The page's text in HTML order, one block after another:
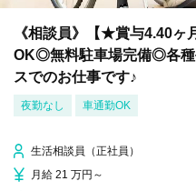
《相談員》【★賞与4.40
OK◎無料駐車場完備◎各
スでのお仕事です♪
夜勤なし 車通勤OK
生活相談員（正社員）
月給 21 万円～